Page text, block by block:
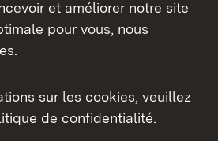
et améliorer notre site
pour vous, nous
sur les cookies, veuillez
de confidentialité.